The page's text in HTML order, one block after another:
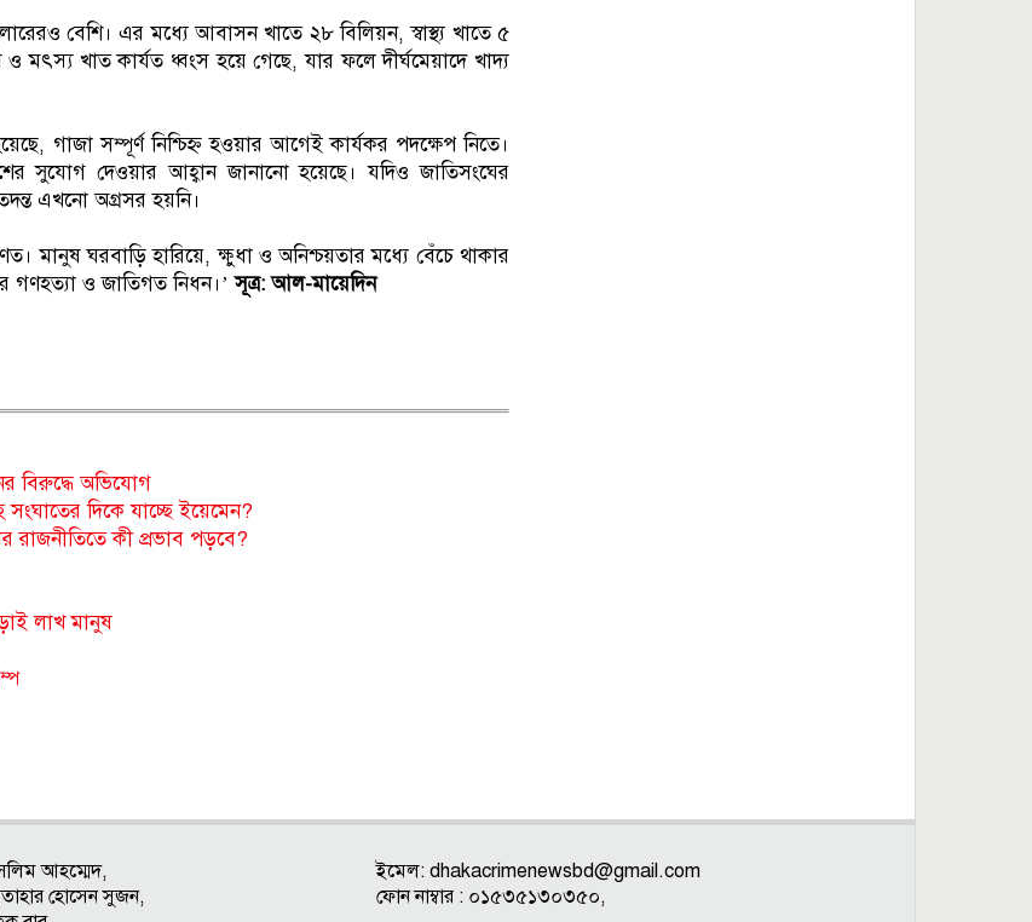
বেশি। এর মধ্যে আবাসন খাতে ২৮ বিলিয়ন, স্বাস্থ্য খাতে ৫
মৎস্য খাত কার্যত ধ্বংস হয়ে গেছে, যার ফলে দীর্ঘমেয়াদে খাদ্য
গাজা সম্পূর্ণ নিশ্চিহ্ন হওয়ার আগেই কার্যকর পদক্ষেপ নিতে।
সুযোগ দেওয়ার আহ্বান জানানো হয়েছে। যদিও জাতিসংঘের
এখনো অগ্রসর হয়নি।
মানুষ ঘরবাড়ি হারিয়ে, ক্ষুধা ও অনিশ্চয়তার মধ্যে বেঁচে থাকার
গণহত্যা ও জাতিগত নিধন।’সূত্র: আল-মায়েদিন
বিরুদ্ধে অভিযোগ
দিকে যাচ্ছে ইয়েমেন?
রাজনীতিতে কী প্রভাব পড়বে?
লাখ মানুষ
আহম্মেদ,
হোসেন সুজন,
ইমেল: dhakacrimenewsbd@gmail.com
ফোন নাম্বার : ০১৫৩৫১৩০৩৫০,